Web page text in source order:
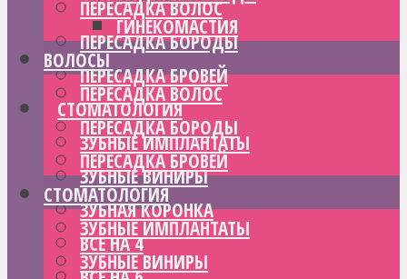
ПЕРЕСАДКА ВОЛОС
ПЕРЕСАДКА БОРОДЫ
ПЕРЕСАДКА БРОВЕЙ
СТОМАТОЛОГИЯ
ЗУБНЫЕ ИМПЛАНТАТЫ
ЗУБНЫЕ ВИНИРЫ
ЗУБНАЯ КОРОНКА
ВСЕ НА 4
ГИНЕКОМАСТИЯ
ВОЛОСЫ
ПЕРЕСАДКА ВОЛОС
ПЕРЕСАДКА БОРОДЫ
ПЕРЕСАДКА БРОВЕЙ
СТОМАТОЛОГИЯ
ЗУБНЫЕ ИМПЛАНТАТЫ
ЗУБНЫЕ ВИНИРЫ